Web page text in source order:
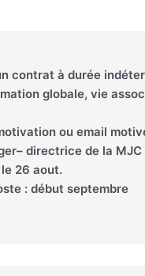
contrat à durée
globale, vie
ou email
directrice de la
26 aout.
: début septembre